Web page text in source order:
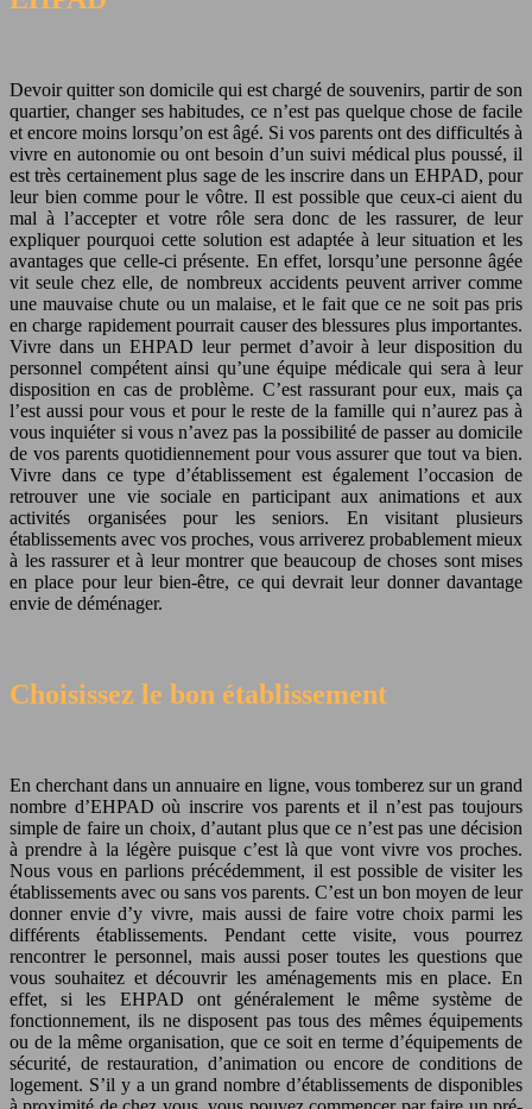
Devoir quitter son domicile qui est chargé de souvenirs, partir de son
quartier, changer ses habitudes, ce n’est pas quelque chose de facile
et encore moins lorsqu’on est âgé. Si vos parents ont des difficultés à
vivre en autonomie ou ont besoin d’un suivi médical plus poussé, il
est très certainement plus sage de les inscrire dans un EHPAD, pour
leur bien comme pour le vôtre. Il est possible que ceux-ci aient du
mal à l’accepter et votre rôle sera donc de les rassurer, de leur
expliquer pourquoi cette solution est adaptée à leur situation et les
avantages que celle-ci présente. En effet, lorsqu’une personne âgée
vit seule chez elle, de nombreux accidents peuvent arriver comme
une mauvaise chute ou un malaise, et le fait que ce ne soit pas pris
en charge rapidement pourrait causer des blessures plus importantes.
Vivre dans un EHPAD leur permet d’avoir à leur disposition du
personnel compétent ainsi qu’une équipe médicale qui sera à leur
disposition en cas de problème. C’est rassurant pour eux, mais ça
l’est aussi pour vous et pour le reste de la famille qui n’aurez pas à
vous inquiéter si vous n’avez pas la possibilité de passer au domicile
de vos parents quotidiennement pour vous assurer que tout va bien.
Vivre dans ce type d’établissement est également l’occasion de
retrouver une vie sociale en participant aux animations et aux
activités organisées pour les seniors. En visitant plusieurs
établissements avec vos proches, vous arriverez probablement mieux
à les rassurer et à leur montrer que beaucoup de choses sont mises
en place pour leur bien-être, ce qui devrait leur donner davantage
envie de déménager.
Choisissez le bon établissement
En cherchant dans un annuaire en ligne, vous tomberez sur un grand
nombre d’EHPAD où inscrire vos parents et il n’est pas toujours
simple de faire un choix, d’autant plus que ce n’est pas une décision
à prendre à la légère puisque c’est là que vont vivre vos proches.
Nous vous en parlions précédemment, il est possible de visiter les
établissements avec ou sans vos parents. C’est un bon moyen de leur
donner envie d’y vivre, mais aussi de faire votre choix parmi les
différents établissements. Pendant cette visite, vous pourrez
rencontrer le personnel, mais aussi poser toutes les questions que
vous souhaitez et découvrir les aménagements mis en place. En
effet, si les EHPAD ont généralement le même système de
fonctionnement, ils ne disposent pas tous des mêmes équipements
ou de la même organisation, que ce soit en terme d’équipements de
sécurité, de restauration, d’animation ou encore de conditions de
logement. S’il y a un grand nombre d’établissements de disponibles